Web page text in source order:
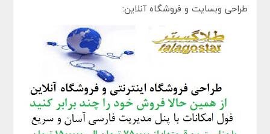
طراحی وبسایت و فروشگاه آنلاین: